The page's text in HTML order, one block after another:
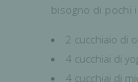
bisogno di pochi
2 cucchiaio di
4 cucchiai di
4 cucchiai di